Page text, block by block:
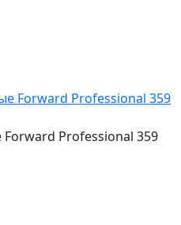
Professional 359